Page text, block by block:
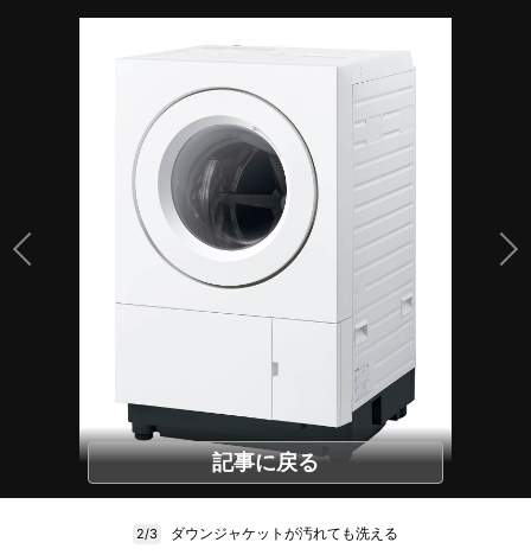
記事に戻る
2/3 ダウンジャケットが汚れても洗える